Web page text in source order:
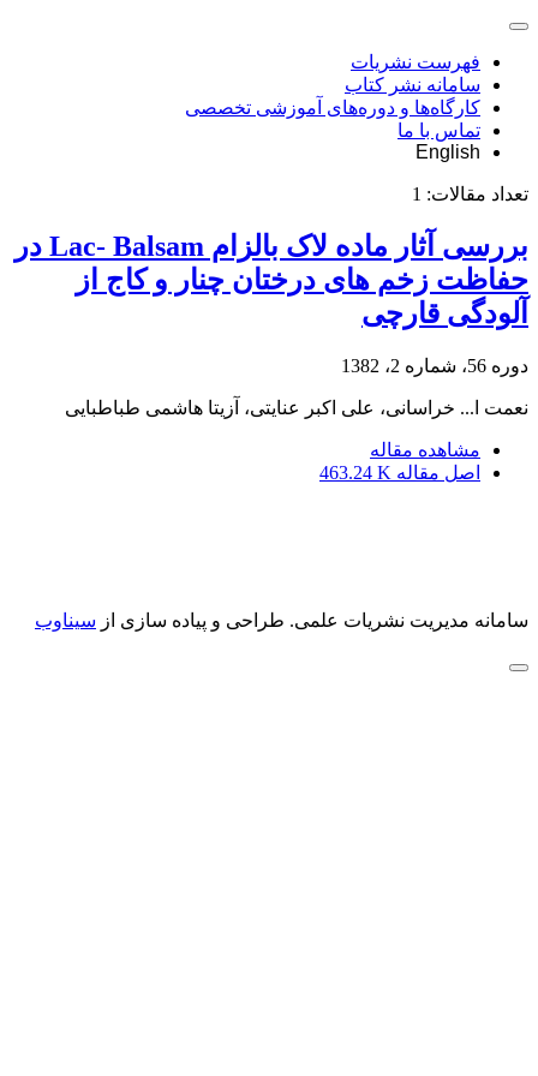
فهرست نشریات
سامانه نشر کتاب
کارگاه‌ها و دوره‌های آموزشی تخصصی
تماس با ما
English
تعداد مقالات: 1
بررسی آثار ماده لاک بالزام Lac- Balsam در
حفاظت زخم های درختان چنار و کاج از
آلودگی قارچی
دوره 56، شماره 2، 1382
نعمت ا... خراسانی، علی اکبر عنایتی، آزیتا هاشمی طباطبایی
مشاهده مقاله
اصل مقاله 463.24 K
سامانه مدیریت نشریات علمی. طراحی و پیاده سازی از سیناوب